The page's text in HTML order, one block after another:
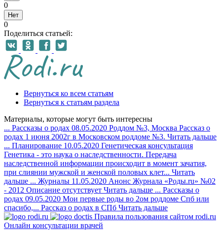
0
Нет
0
Поделиться статьей:
Вернуться ко всем статьям
Вернуться к статьям раздела
Материалы, которые могут быть интересны
... Рассказы о родах 08.05.2020 Роддом №3, Москва Рассказ о
родах 1 июня 2002г в Московском роддоме №3. Читать дальше
... Планирование 10.05.2020 Генетическая консультация
Генетика - это наука о наследственности. Передача
наследственной информации происходит в момент зачатия,
при слиянии мужской и женской половых клет... Читать
дальше ... Журналы 11.05.2020 Анонс Журнала «Роды.ru» №02
- 2012 Описание отсутствует Читать дальше ... Рассказы о
родах 09.05.2020 Мои первые роды во 2ом роддоме Спб или
спасибо,... Рассказ о родах в СПб Читать дальше
Правила пользования сайтом rodi.ru
Онлайн консультации врачей